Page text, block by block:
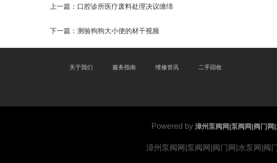
上一篇： 口腔诊所医疗废料处理决议缠绵
下一篇： 测验狗狗大小便的材干视频
关于我们 服务指南 维修资讯 二手回收
Powered by 漳州泵阀网|泵阀网|阀门网
漳州泵阀网|泵阀网|阀门网|水泵网|阀